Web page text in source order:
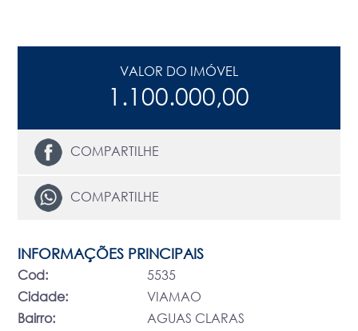
VALOR DO IMÓVEL
1.100.000,00
COMPARTILHE
COMPARTILHE
INFORMAÇÕES PRINCIPAIS
Cod:
5535
Cidade:
VIAMAO
Bairro:
AGUAS CLARAS